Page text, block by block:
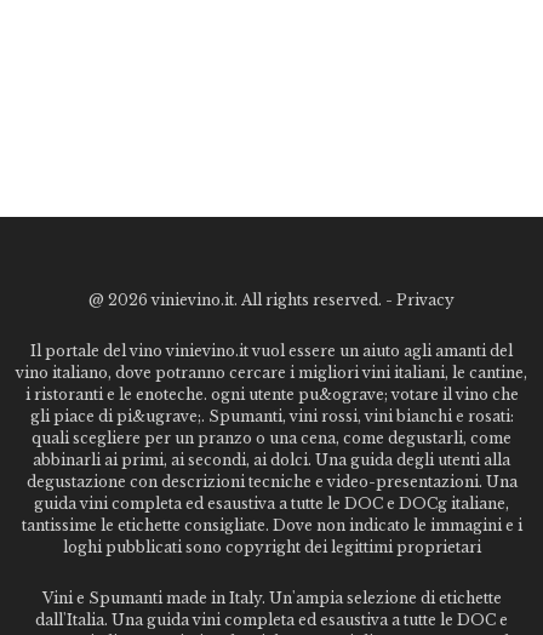
@ 2026 vinievino.it. All rights reserved. - Privacy
Il portale del vino vinievino.it vuol essere un aiuto agli amanti del
vino italiano, dove potranno cercare i migliori vini italiani, le cantine,
i ristoranti e le enoteche. ogni utente pu&ograve; votare il vino che
gli piace di pi&ugrave;. Spumanti, vini rossi, vini bianchi e rosati:
quali scegliere per un pranzo o una cena, come degustarli, come
abbinarli ai primi, ai secondi, ai dolci. Una guida degli utenti alla
degustazione con descrizioni tecniche e video-presentazioni. Una
guida vini completa ed esaustiva a tutte le DOC e DOCg italiane,
tantissime le etichette consigliate. Dove non indicato le immagini e i
loghi pubblicati sono copyright dei legittimi proprietari
Vini e Spumanti made in Italy. Un'ampia selezione di etichette
dall'Italia. Una guida vini completa ed esaustiva a tutte le DOC e